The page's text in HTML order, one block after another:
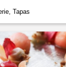
Tapas